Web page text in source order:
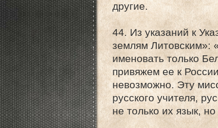
другие.
44. Из указаний к
землям Литовским»:
именовать только
привяжем ее к
невозможно. Эту
русского учителя,
не только их язык,